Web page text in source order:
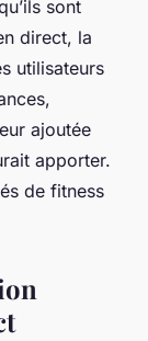
sont
direct, la
utilisateurs
ajoutée
apporter.
de fitness